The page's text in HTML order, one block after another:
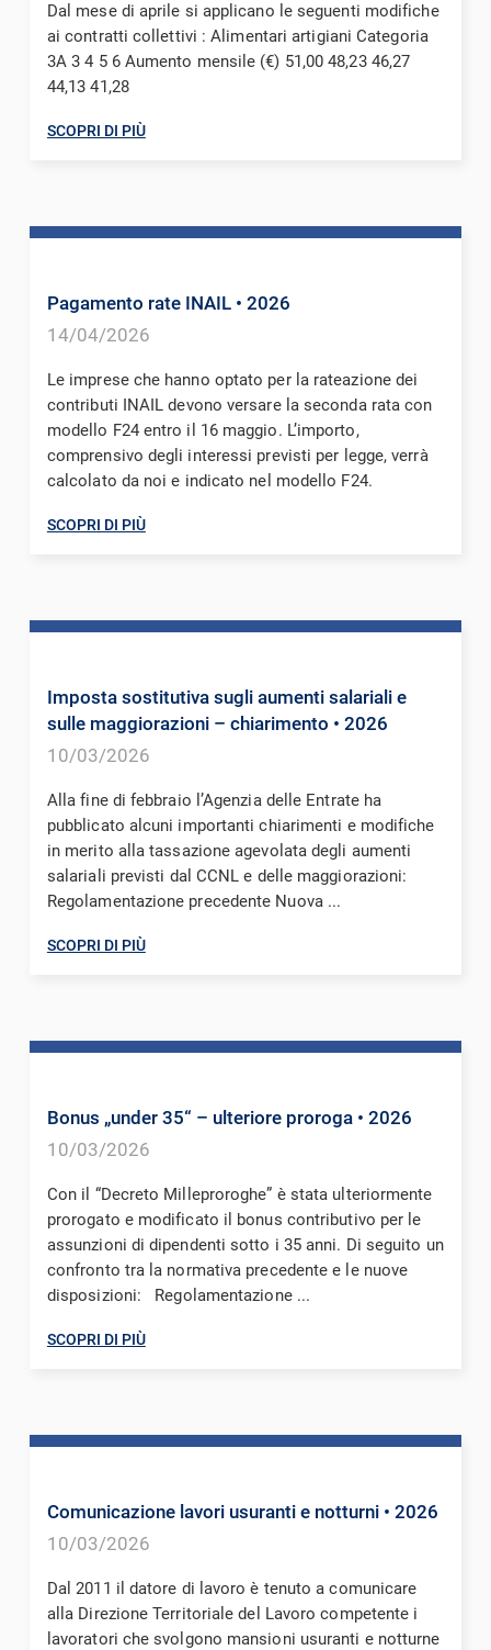
Dal mese di aprile si applicano le seguenti modifiche
ai contratti collettivi : Alimentari artigiani Categoria
3A 3 4 5 6 Aumento mensile (€) 51,00 48,23 46,27
44,13 41,28
SCOPRI DI PIÙ
Pagamento rate INAIL • 2026
14/04/2026
Le imprese che hanno optato per la rateazione dei
contributi INAIL devono versare la seconda rata con
modello F24 entro il 16 maggio. L’importo,
comprensivo degli interessi previsti per legge, verrà
calcolato da noi e indicato nel modello F24.
SCOPRI DI PIÙ
Imposta sostitutiva sugli aumenti salariali e
sulle maggiorazioni – chiarimento • 2026
10/03/2026
Alla fine di febbraio l’Agenzia delle Entrate ha
pubblicato alcuni importanti chiarimenti e modifiche
in merito alla tassazione agevolata degli aumenti
salariali previsti dal CCNL e delle maggiorazioni:
Regolamentazione precedente Nuova ...
SCOPRI DI PIÙ
Bonus „under 35“ – ulteriore proroga • 2026
10/03/2026
Con il “Decreto Milleproroghe” è stata ulteriormente
prorogato e modificato il bonus contributivo per le
assunzioni di dipendenti sotto i 35 anni. Di seguito un
confronto tra la normativa precedente e le nuove
disposizioni: Regolamentazione ...
SCOPRI DI PIÙ
Comunicazione lavori usuranti e notturni • 2026
10/03/2026
Dal 2011 il datore di lavoro è tenuto a comunicare
alla Direzione Territoriale del Lavoro competente i
lavoratori che svolgono mansioni usuranti e notturne